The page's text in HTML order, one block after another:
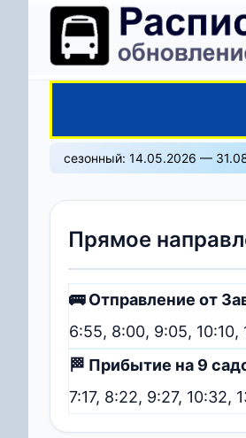
сезонный: 14.05.2026 —
Прямое
🚌 Отправление от
6:55, 8:00, 9:05, 10:10,
🏁 Прибытие на 9
7:17, 8:22, 9:27, 10:32,